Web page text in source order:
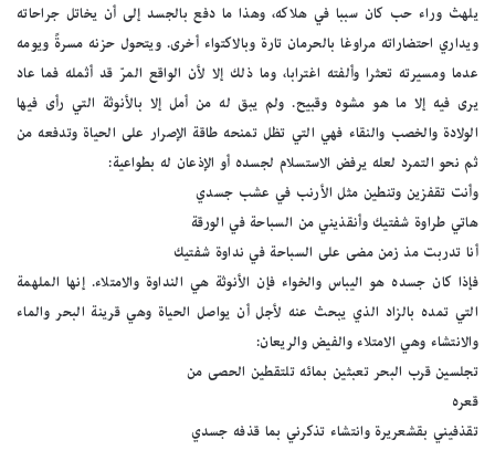
يلهث وراء حب كان سببا في هلاكه، وهذا ما دفع بالجسد إلى أن يخاتل جراحاته
ويداري احتضاراته مراوغا بالحرمان تارة وبالاكتواء أخرى. ويتحول حزنه مسرةً ويومه
عدما ومسيرته تعثرا وألفته اغترابا، وما ذلك إلا لأن الواقع المرّ قد أثمله فما عاد
يرى فيه إلا ما هو مشوه وقبيح. ولم يبق له من أمل إلا بالأنوثة التي رأى فيها
الولادة والخصب والنقاء فهي التي تظل تمنحه طاقة الإصرار على الحياة وتدفعه من
ثم نحو التمرد لعله يرفض الاستسلام لجسده أو الإذعان له بطواعية:
وأنت تقفزين وتنطين مثل الأرنب في عشب جسدي
هاتي طراوة شفتيك وأنقذيني من السباحة في الورقة
أنا تدربت مذ زمن مضى على السباحة في نداوة شفتيك
فإذا كان جسده هو اليباس والخواء فإن الأنوثة هي النداوة والامتلاء. إنها الملهمة
التي تمده بالزاد الذي يبحث عنه لأجل أن يواصل الحياة وهي قرينة البحر والماء
والانتشاء وهي الامتلاء والفيض والريعان:
تجلسين قرب البحر تعبثين بمائه تلتقطين الحصى من
قعره
تقذفيني بقشعريرة وانتشاء تذكرني بما قذفه جسدي